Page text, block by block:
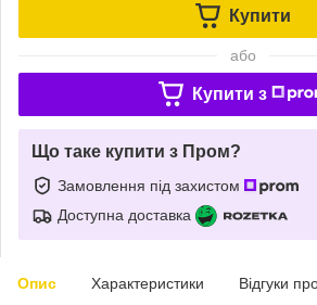
Купити
або
Купити з
Що таке купити з Пром?
Замовлення під захистом
Доступна доставка
Опис Характеристики Відгуки